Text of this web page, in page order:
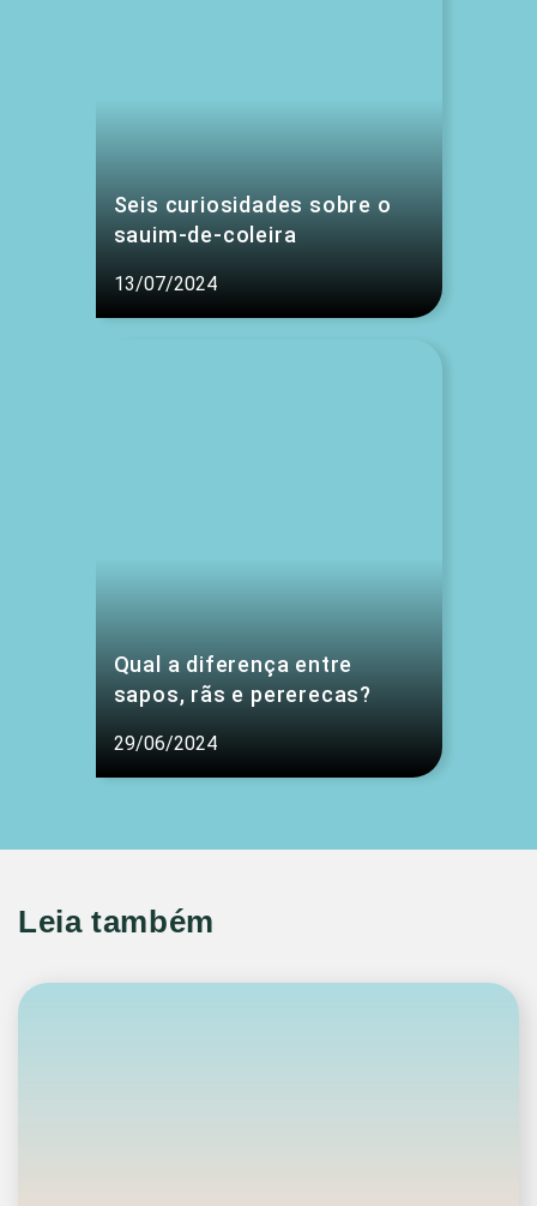
Seis curiosidades sobre o
sauim-de-coleira
13/07/2024
Qual a diferença entre
sapos, rãs e pererecas?
29/06/2024
Leia também